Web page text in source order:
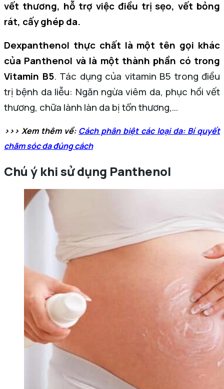
vết thương, hỗ trợ việc điều trị sẹo, vết bỏng
rát, cấy ghép da.
Dexpanthenol thực chất là một tên gọi khác
của Panthenol và là một thành phần có trong
Vitamin B5. Tác dụng của vitamin B5 trong điều
trị bệnh da liễu: Ngăn ngừa viêm da, phục hồi vết
thương, chữa lành làn da bị tổn thương,…
>>> Xem thêm về: Cách phân biệt các loại da: Bí quyết
chăm sóc da đúng cách
Chú ý khi sử dụng Panthenol